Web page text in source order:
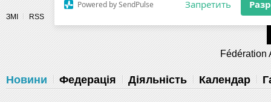
Разрешите сайту fau.ua отправлять
уведомления на рабочий стол
ЗМІ RSS
Fédération
Новини Федерація Діяльність Календар